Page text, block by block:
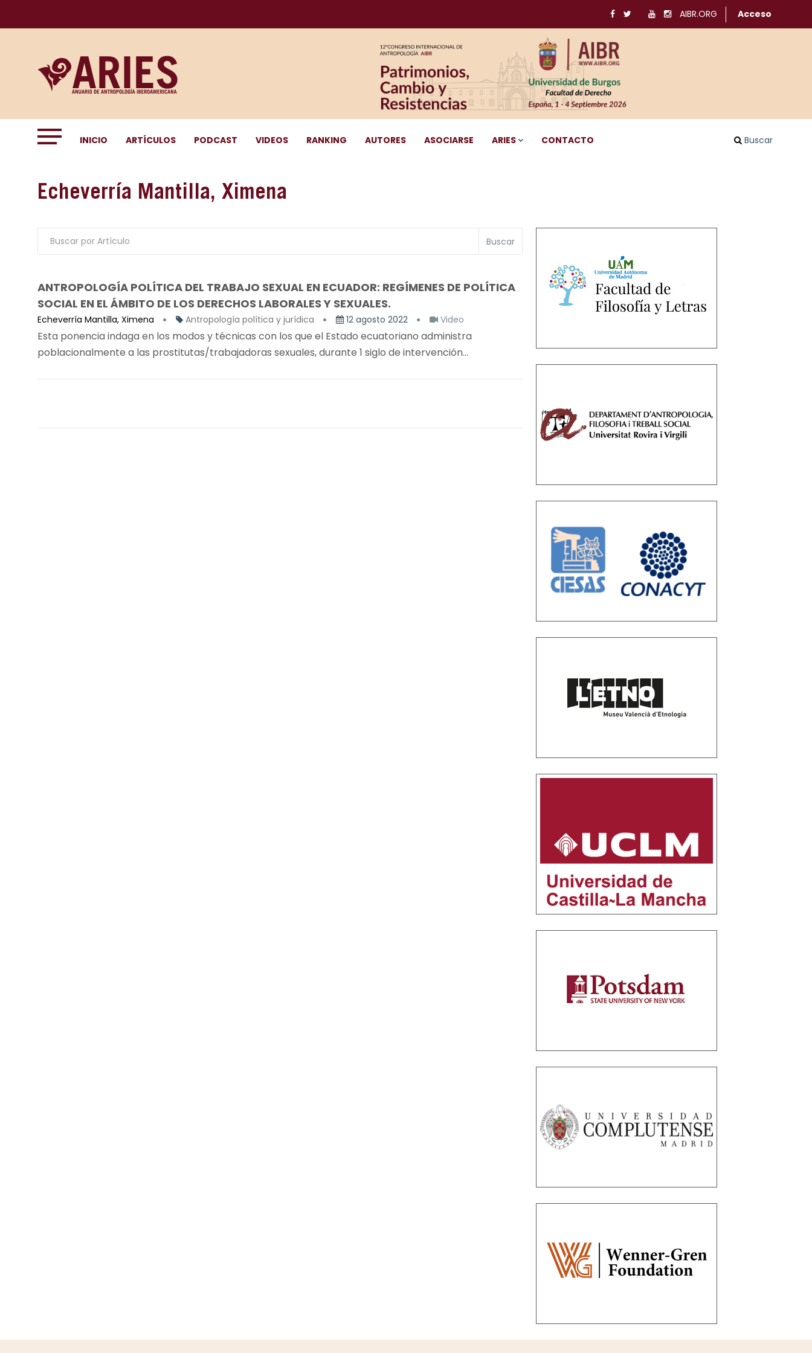
AIBR.ORG Acceso
INICIO ARTÍCULOS PODCAST VIDEOS RANKING AUTORES ASOCIARSE ARIES CONTACTO Buscar
Echeverría Mantilla, Ximena
Buscar
ANTROPOLOGÍA POLÍTICA DEL TRABAJO SEXUAL EN ECUADOR: REGÍMENES DE POLÍTICA
SOCIAL EN EL ÁMBITO DE LOS DERECHOS LABORALES Y SEXUALES.
Echeverría Mantilla, Ximena Antropología política y jurídica 12 agosto 2022 Video
Esta ponencia indaga en los modos y técnicas con los que el Estado ecuatoriano administra
poblacionalmente a las prostitutas/trabajadoras sexuales, durante 1 siglo de intervención...